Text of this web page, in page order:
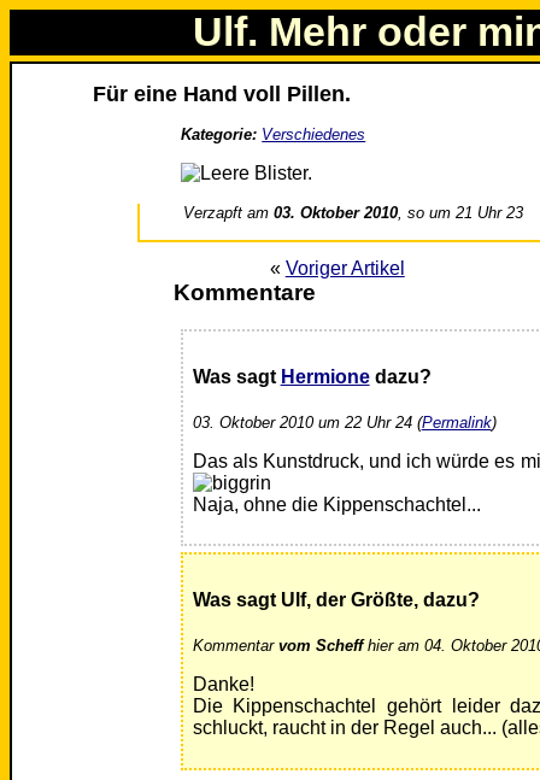
Ulf. Mehr oder
Für eine Hand voll Pillen.
Kategorie: Verschiedenes
Verzapft am03. Oktober 2010, so um 21 Uhr 23
« Voriger Artikel
Kommentare
Was sagt Hermionedazu?
03. Oktober 2010 um 22 Uhr 24 (Permalink)
Das als Kunstdruck, und ich würde es
Naja, ohne die Kippenschachtel...
Was sagt Ulf, der Größte, dazu?
Kommentar vom Scheffhier am 04. Oktober
Danke!
Die Kippenschachtel gehört leider
schluckt, raucht in der Regel auch...